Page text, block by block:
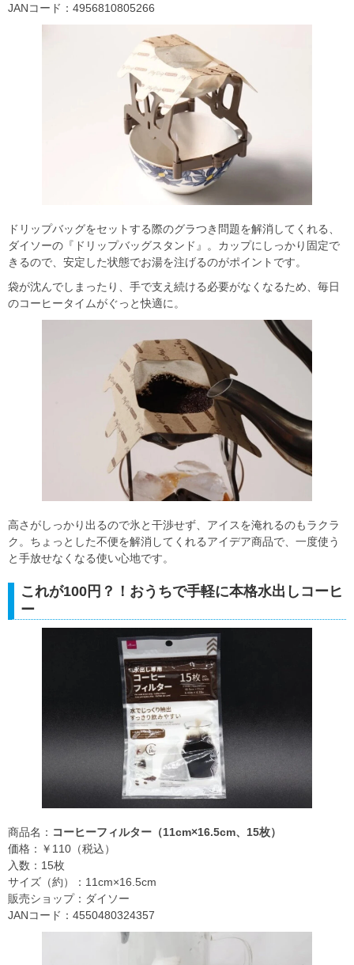
JANコード：4956810805266
ドリップバッグをセットする際のグラつき問題を解消してくれる、
ダイソーの『ドリップバッグスタンド』。カップにしっかり固定で
きるので、安定した状態でお湯を注げるのがポイントです。
袋が沈んでしまったり、手で支え続ける必要がなくなるため、毎日
のコーヒータイムがぐっと快適に。
高さがしっかり出るので氷と干渉せず、アイスを淹れるのもラクラ
ク。ちょっとした不便を解消してくれるアイデア商品で、一度使う
と手放せなくなる使い心地です。
これが100円？！おうちで手軽に本格水出しコーヒ
ー
商品名： コーヒーフィルター（11cm×16.5cm、15枚）
価格：￥110（税込）
入数：15枚
サイズ（約）：11cm×16.5cm
販売ショップ：ダイソー
JANコード：4550480324357